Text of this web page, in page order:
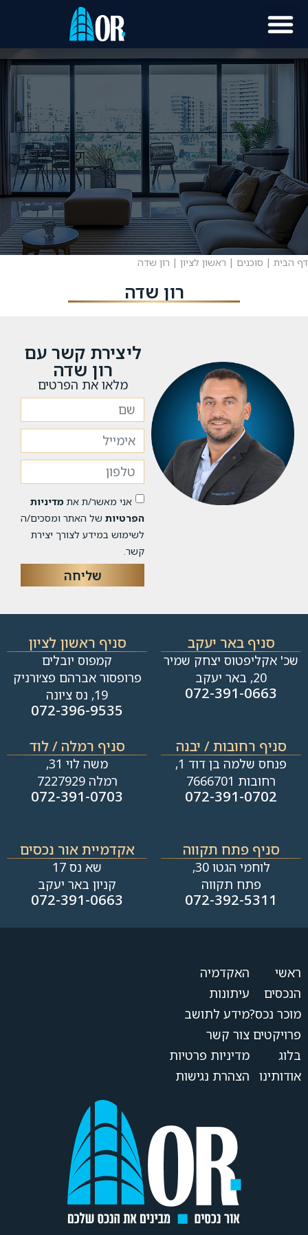
דף הבית | סוכנים | ראשון לציון | רון שדה
רון שדה
ליצירת קשר עם
רון שדה
מלאו את הפרטים
אני מאשר/ת את מדיניות
הפרטיותשל האתר ומסכים/ה
לשימוש במידע לצורך יצירת
קשר.
שליחה
סניף באר יעקב
שכ' אקליפטוס יצחק שמיר
20, באר יעקב
072-391-0663
סניף ראשון לציון
קמפוס יובלים
פרופסור אברהם פצ׳ורניק
19, נס ציונה
072-396-9535
סניף רחובות / יבנה​
פנחס שלמה בן דוד 1,
רחובות 7666701
072-391-0702
סניף רמלה / לוד
משה לוי 31,
רמלה 7227929
072-391-0703
סניף פתח תקווה
לוחמי הגטו 30,
פתח תקווה
072-392-5311
אקדמיית אור נכסים
שא נס 17
קניון באר יעקב
072-391-0663
ראשי
הנכסים
מוכר נכס?
פרויקטים
בלוג
אודותינו
האקדמיה
עיתונות
מידע לתושב
צור קשר
מדיניות פרטיות
הצהרת נגישות